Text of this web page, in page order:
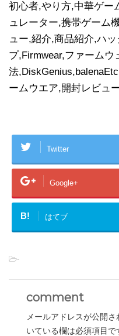
初心者,やり方,中華ゲー
ュレーター,携帯ゲーム
ュー,紹介,商品紹介,ハ
プ,Firmwear,ファームウ
法
ームウエア,開封レビュ
Twitter
Google+
B! はてブ
-
comment
メールアドレスが公開さ
いている欄は必須項目で